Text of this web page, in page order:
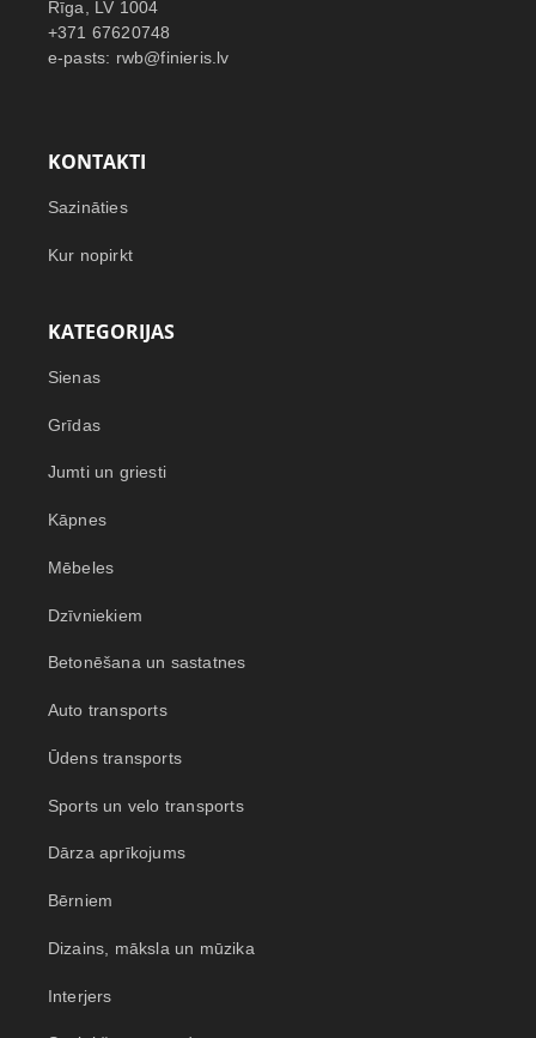
Rīga, LV 1004
+371 67620748
e-pasts: rwb@finieris.lv
KONTAKTI
Sazināties
Kur nopirkt
KATEGORIJAS
Sienas
Grīdas
Jumti un griesti
Kāpnes
Mēbeles
Dzīvniekiem
Betonēšana un sastatnes
Auto transports
Ūdens transports
Sports un velo transports
Dārza aprīkojums
Bērniem
Dizains, māksla un mūzika
Interjers